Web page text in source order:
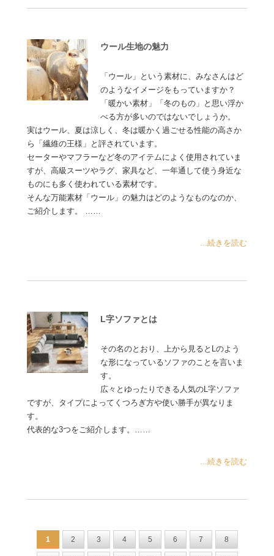
ウール生地の魅力
「ウール」という素材に、みなさんはど
のようなイメージをもっていますか？
「暖かい素材」「冬のもの」と思い浮か
べる方が多いのではないでしょうか。
実はウール、夏は涼しく、冬は暖かく過ごせる性能の高さか
ら「繊維の王様」と評されています。
セーターやマフラーなど冬のアイテムによく使用されていま
すが、高級スーツやラグ、家具など、一年通して使う身近な
ものにも多く使われている素材です。
そんな万能素材「ウール」の魅力はどのようなものなのか、
ご紹介します。 ……
...続きを読む
L字ソファとは
その名のとおり、上から見るとLのよう
な形になっているソファのことを言いま
す。
広々とゆったりできる人気のL字ソファ
ですが、タイプによってくつろぎ方や使い勝手が異なりま
す。
代表的な3つをご紹介します。……
...続きを読む
1 2 3 4 5 6 7 8